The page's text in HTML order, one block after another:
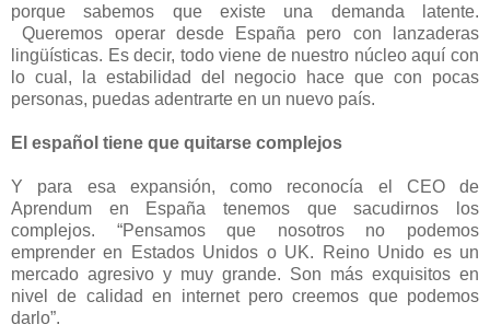
porque sabemos que existe una demanda latente.
Queremos operar desde España pero con lanzaderas
lingüísticas. Es decir, todo viene de nuestro núcleo aquí con
lo cual, la estabilidad del negocio hace que con pocas
personas, puedas adentrarte en un nuevo país.
El español tiene que quitarse complejos
Y para esa expansión, como reconocía el CEO de
Aprendum en España tenemos que sacudirnos los
complejos. “Pensamos que nosotros no podemos
emprender en Estados Unidos o UK. Reino Unido es un
mercado agresivo y muy grande. Son más exquisitos en
nivel de calidad en internet pero creemos que podemos
darlo”.